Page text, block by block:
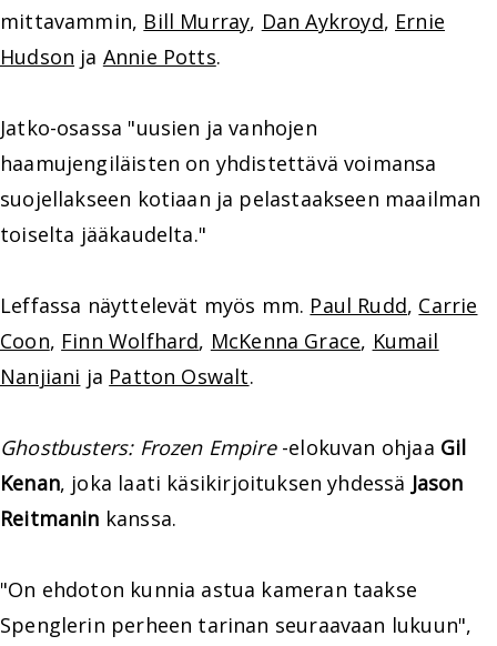
mittavammin, Bill Murray, Dan Aykroyd, Ernie
Hudson ja Annie Potts.
Jatko-osassa "uusien ja vanhojen
haamujengiläisten on yhdistettävä voimansa
suojellakseen kotiaan ja pelastaakseen maailman
toiselta jääkaudelta."
Leffassa näyttelevät myös mm. Paul Rudd, Carrie
Coon, Finn Wolfhard, McKenna Grace, Kumail
Nanjiani ja Patton Oswalt.
Ghostbusters: Frozen Empire-elokuvan ohjaa Gil
Kenan, joka laati käsikirjoituksen yhdessä Jason
Reitmanin kanssa.
"On ehdoton kunnia astua kameran taakse
Spenglerin perheen tarinan seuraavaan lukuun",